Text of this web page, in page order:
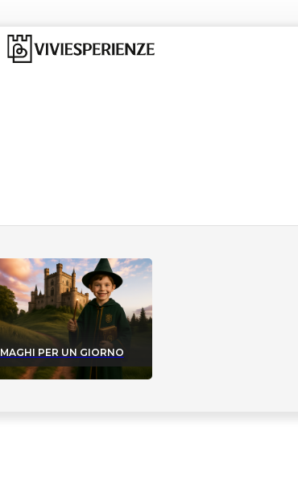
MAGHI PER UN GIORNO